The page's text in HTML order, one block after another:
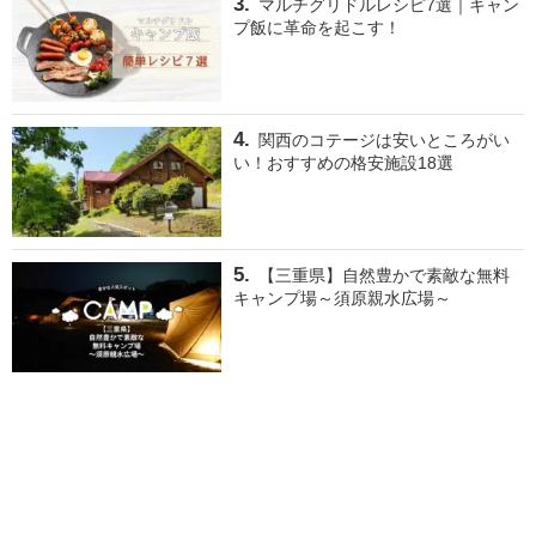
マルチグリドルレシピ7選｜キャン
プ飯に革命を起こす！
関西のコテージは安いところがい
い！おすすめの格安施設18選
【三重県】自然豊かで素敵な無料
キャンプ場～須原親水広場～